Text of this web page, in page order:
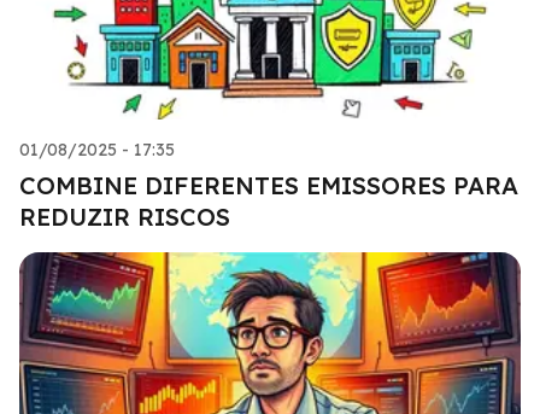
01/08/2025 - 17:35
COMBINE DIFERENTES EMISSORES PARA
REDUZIR RISCOS